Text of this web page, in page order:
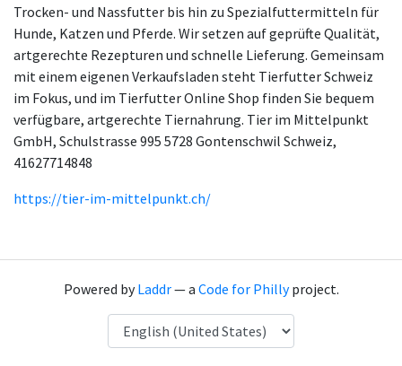
Trocken- und Nassfutter bis hin zu Spezialfuttermitteln für
Hunde, Katzen und Pferde. Wir setzen auf geprüfte Qualität,
artgerechte Rezepturen und schnelle Lieferung. Gemeinsam
mit einem eigenen Verkaufsladen steht Tierfutter Schweiz
im Fokus, und im Tierfutter Online Shop finden Sie bequem
verfügbare, artgerechte Tiernahrung. Tier im Mittelpunkt
GmbH, Schulstrasse 995 5728 Gontenschwil Schweiz,
41627714848
https://tier-im-mittelpunkt.ch/
Powered byLaddr— a Code for Phillyproject.
Language